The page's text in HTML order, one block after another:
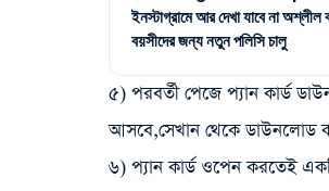
ইনস্টাগ্রামে আর দেখা যাবে না অশ্লীল
বয়সীদের জন্য নতুন পলিসি চালু
৫) পরবর্তী পেজে প্যান কার্ড
আসবে,সেখান থেকে ডাউনলোড
৬) প্যান কার্ড ওপেন করতেই